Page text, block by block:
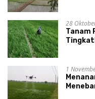
28
Tanam
1